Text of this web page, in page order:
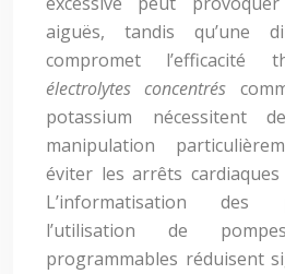
aiguës, tandis qu’une
compromet l’efficacité
électrolytes concentrés
potassium nécessitent
manipulation
éviter les arrêts
L’informatisation des
l’utilisation de
programmables réduisent